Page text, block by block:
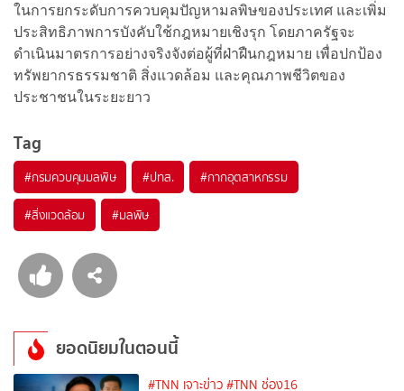
ในการยกระดับการควบคุมปัญหามลพิษของประเทศ และเพิ่ม
ประสิทธิภาพการบังคับใช้กฎหมายเชิงรุก โดยภาครัฐจะ
ดำเนินมาตรการอย่างจริงจังต่อผู้ที่ฝ่าฝืนกฎหมาย เพื่อปกป้อง
ทรัพยากรธรรมชาติ สิ่งแวดล้อม และคุณภาพชีวิตของ
ประชาชนในระยะยาว
Tag
#กรมควบคุมมลพิษ #ปทส. #กากอุตสาหกรรม
#สิ่งแวดล้อม #มลพิษ
ยอดนิยมในตอนนี้
#TNN เจาะข่าว #TNN ช่อง16